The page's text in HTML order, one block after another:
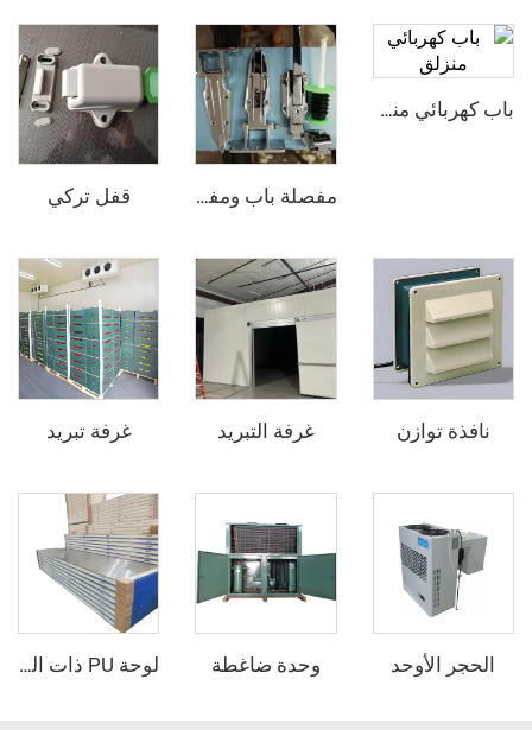
باب كهربائي منزلق
مفصلة باب ومفتوح الباب - نصف مدفون قفل تركي
غرفة التبريد غرفة تبريد
وحدة ضاغطة لوحة PU ذات الوجه الفولاذي الصدأي